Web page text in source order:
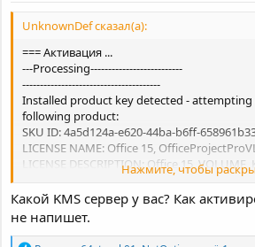
UnknownDef сказал(а):
=== Активация ...
---Processing--------------------------
---------------------------------------
Installed product key detected -
following product:
SKU ID: 4a5d124a-e620-44ba-b6ff-
LICENSE NAME: Office 15,
LICENSE DESCRIPTION: Office 15,
Last 5 characters of installed product key:
ERROR CODE: 0xC004F074
ERROR DESCRIPTION: The Software
the product could not be activated. No Key
(KMS) could be contacted. Please see the
Нажмите, чтобы
Какой KMS сервер у вас? Как
не напишет.